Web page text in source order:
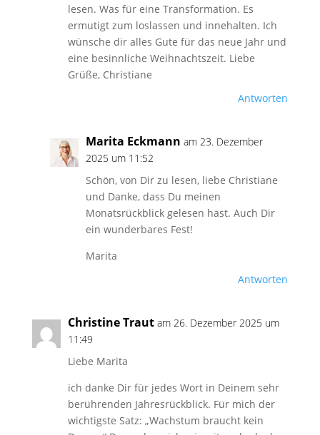
lesen. Was für eine Transformation. Es
ermutigt zum loslassen und innehalten. Ich
wünsche dir alles Gute für das neue Jahr und
eine besinnliche Weihnachtszeit. Liebe
Grüße, Christiane
Antworten
Marita Eckmann am 23. Dezember
2025 um 11:52
Schön, von Dir zu lesen, liebe Christiane
und Danke, dass Du meinen
Monatsrückblick gelesen hast. Auch Dir
ein wunderbares Fest!
Marita
Antworten
Christine Traut am 26. Dezember 2025 um
11:49
Liebe Marita
ich danke Dir für jedes Wort in Deinem sehr
berührenden Jahresrückblick. Für mich der
wichtigste Satz: „Wachstum braucht kein